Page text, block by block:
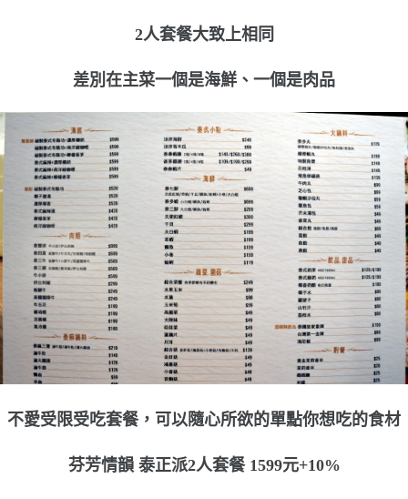
2人套餐大致上相同
差別在主菜一個是海鮮、一個是肉品
不愛受限受吃套餐，可以隨心所欲的單點你想吃的食材
芬芳情韻 泰正派2人套餐 1599元+10%